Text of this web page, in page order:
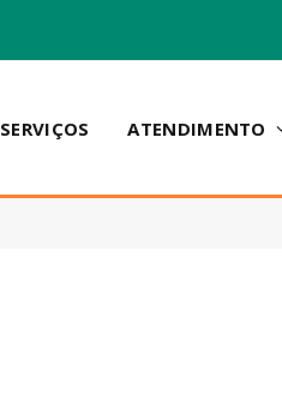
SERVIÇOS ATENDIMENTO